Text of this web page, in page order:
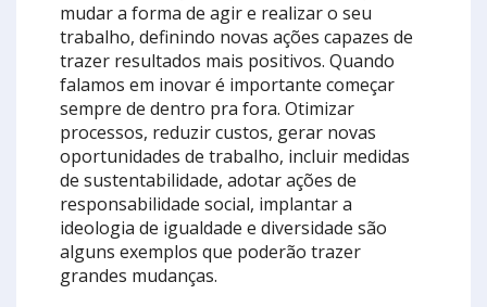
mudar a forma de agir e realizar o seu
trabalho, definindo novas ações capazes de
trazer resultados mais positivos. Quando
falamos em inovar é importante começar
sempre de dentro pra fora. Otimizar
processos, reduzir custos, gerar novas
oportunidades de trabalho, incluir medidas
de sustentabilidade, adotar ações de
responsabilidade social, implantar a
ideologia de igualdade e diversidade são
alguns exemplos que poderão trazer
grandes mudanças.